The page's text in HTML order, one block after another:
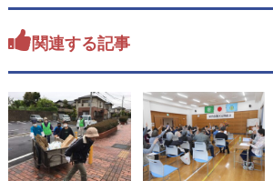
ー
シ 関連する記事